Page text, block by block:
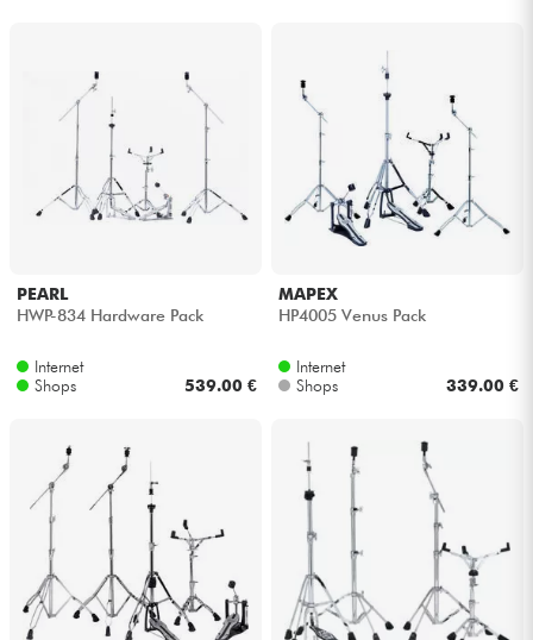
PEARL
HWP-834 Hardware Pack
Internet
Shops
539.00 €
MAPEX
HP4005 Venus Pack
Internet
Shops
339.00 €